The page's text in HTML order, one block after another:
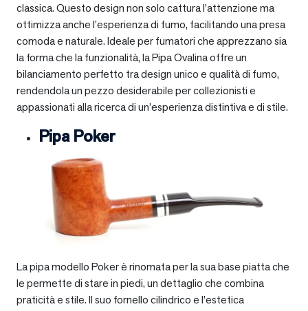
classica. Questo design non solo cattura l’attenzione ma
ottimizza anche l’esperienza di fumo, facilitando una presa
comoda e naturale. Ideale per fumatori che apprezzano sia
la forma che la funzionalità, la Pipa Ovalina offre un
bilanciamento perfetto tra design unico e qualità di fumo,
rendendola un pezzo desiderabile per collezionisti e
appassionati alla ricerca di un’esperienza distintiva e di stile.
Pipa Poker
La pipa modello Poker è rinomata per la sua base piatta che
le permette di stare in piedi, un dettaglio che combina
praticità e stile. Il suo fornello cilindrico e l’estetica